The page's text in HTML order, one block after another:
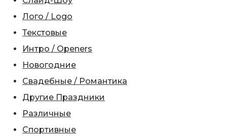
Лого / Logo
Текстовые
Интро / Openers
Новогодние
Свадебные / Романтика
Другие Праздники
Различные
Спортивные